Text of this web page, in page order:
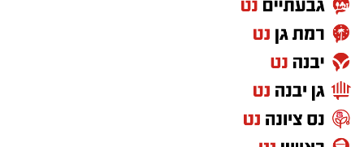
לערב. אשתקד שיחק בשולה הצרפתית, כולל ב-
BCL ורשם 6.4 נקודות ו-5.6 ריבאונדים באירופה.
רוצה לעקוב אחרי הערוץ של הקבוצה "אשדוד נט"
ב-WhatsApp לחצו כאן